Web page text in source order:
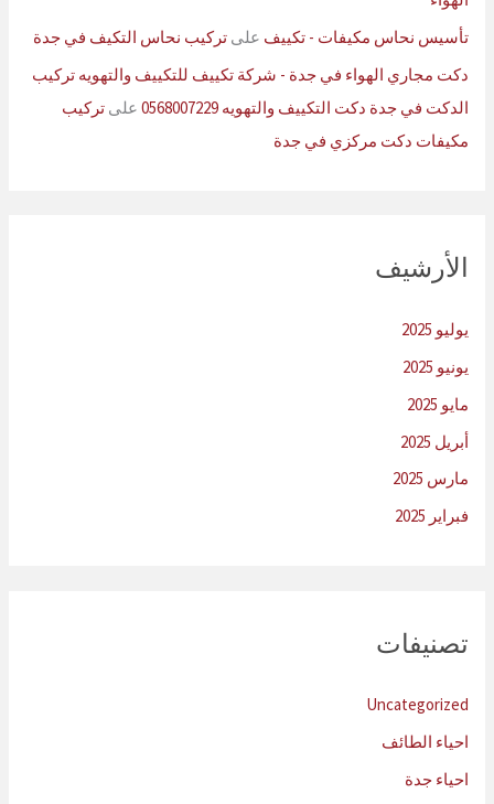
تأسيس نحاس مكيفات - تكييف علىتركيب نحاس التكيف في جدة
دكت مجاري الهواء في جدة - شركة تكييف للتكييف والتهويه تركيب
الدكت في جدة دكت التكييف والتهويه 0568007229
علىتركيب
مكيفات دكت مركزي في جدة
الأرشيف
يوليو 2025
يونيو 2025
مايو 2025
أبريل 2025
مارس 2025
فبراير 2025
تصنيفات
Uncategorized
احياء الطائف
احياء جدة